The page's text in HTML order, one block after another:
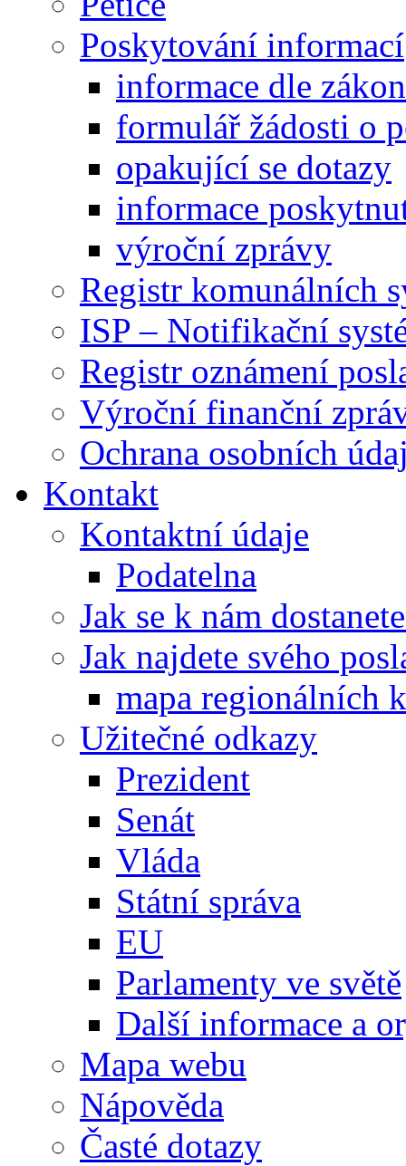
Poskytování informací
informace dle
formulář žádosti o
opakující se dotazy
informace
výroční zprávy
Registr komunálních
ISP – Notifikační
Registr oznámení
Výroční finanční
Ochrana osobních
Kontakt
Kontaktní údaje
Podatelna
Jak se k nám
Jak najdete svého
mapa regionálních
Užitečné odkazy
Prezident
Senát
Vláda
Státní správa
EU
Parlamenty ve světě
Další informace a
Mapa webu
Nápověda
Časté dotazy